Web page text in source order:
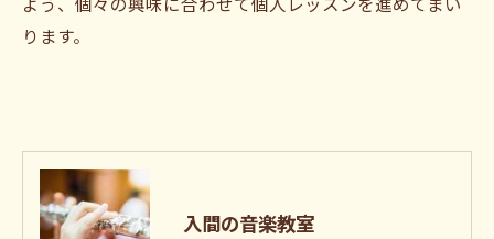
ります。
入間の音楽教室